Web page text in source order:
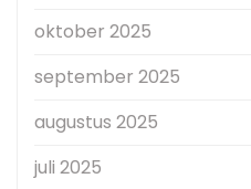
oktober 2025
september 2025
augustus 2025
juli 2025